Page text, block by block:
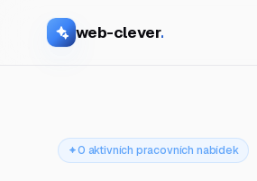
web-clever.
0 aktivních pracovních nabídek